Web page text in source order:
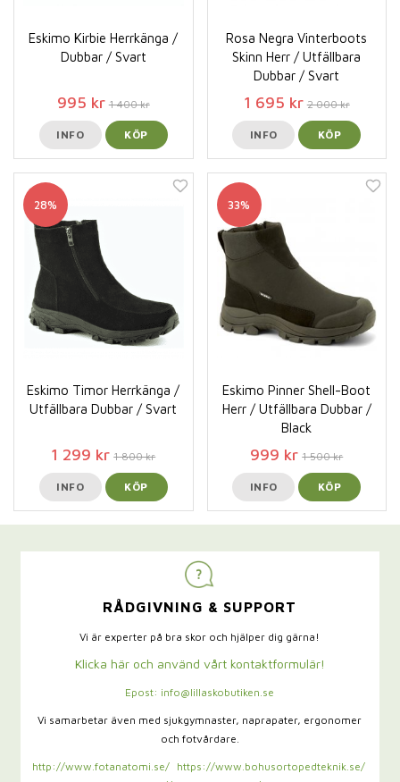
Eskimo Kirbie Herrkänga /
Dubbar / Svart
995 kr 1 400 kr
INFO KÖP
Rosa Negra Vinterboots
Skinn Herr / Utfällbara
Dubbar / Svart
1 695 kr 2 000 kr
INFO KÖP
28%
Eskimo Timor Herrkänga /
Utfällbara Dubbar / Svart
1 299 kr 1 800 kr
INFO KÖP
33%
Eskimo Pinner Shell-Boot
Herr / Utfällbara Dubbar /
Black
999 kr 1 500 kr
INFO KÖP
RÅDGIVNING & SUPPORT
Vi är experter på bra skor och hjälper dig gärna!
Klicka här och använd vårt kontaktformulär!
Epost: info@lillaskobutiken.se
Vi samarbetar även med sjukgymnaster, naprapater, ergonomer
och fotvårdare.
http://www.fotanatomi.se/
https://www.bohusortopedteknik.se/